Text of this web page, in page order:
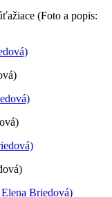
(Foto a popis: